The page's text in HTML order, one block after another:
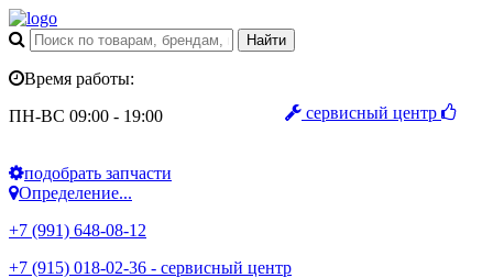
сервисный центр
Время работы:
ПН-ВС 09:00 - 19:00
подобрать запчасти
Определение...
+7 (991) 648-08-12
+7 (915) 018-02-36 - сервисный центр